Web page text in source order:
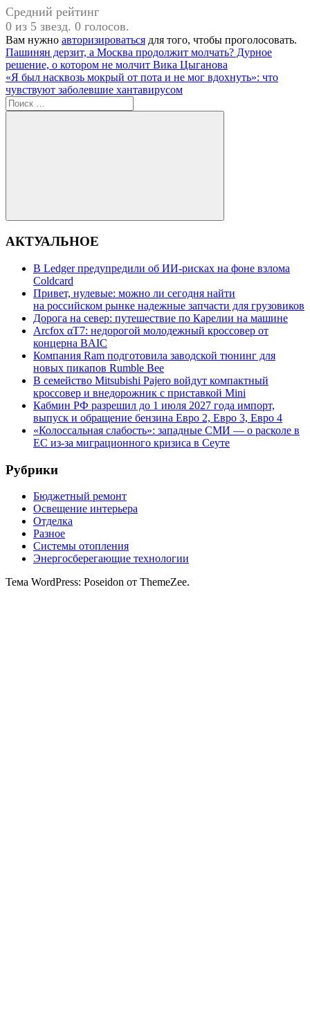
Средний рейтинг
0 из 5 звезд. 0 голосов.
Вам нужно авторизироваться для того, чтобы проголосовать.
Навигация
по
записям
Предыдущая
запись:
Пашинян дерзит, а Москва продолжит молчать? Дурное
решение, о котором не молчит Вика Цыганова
Следующая
запись:
«Я был насквозь мокрый от пота и не мог вдохнуть»: что
чувствуют заболевшие хантавирусом
Поиск
для:
Поиск
АКТУАЛЬНОЕ
В Ledger предупредили об ИИ-рисках на фоне взлома
Coldcard
Привет, нулевые: можно ли сегодня найти
на российском рынке надежные запчасти для грузовиков
Дорога на север: путешествие по Карелии на машине
Arcfox αT7: недорогой молодежный кроссовер от
концерна BAIC
Компания Ram подготовила заводской тюнинг для
новых пикапов Rumble Bee
В семейство Mitsubishi Pajero войдут компактный
кроссовер и внедорожник с приставкой Mini
Кабмин РФ разрешил до 1 июля 2027 года импорт,
выпуск и обращение бензина Евро 2, Евро 3, Евро 4
«Колоссальная слабость»: западные СМИ — о расколе в
ЕС из-за миграционного кризиса в Сеуте
Рубрики
Бюджетный ремонт
Освещение интерьера
Отделка
Разное
Системы отопления
Энергосберегающие технологии
Тема WordPress: Poseidon от ThemeZee.